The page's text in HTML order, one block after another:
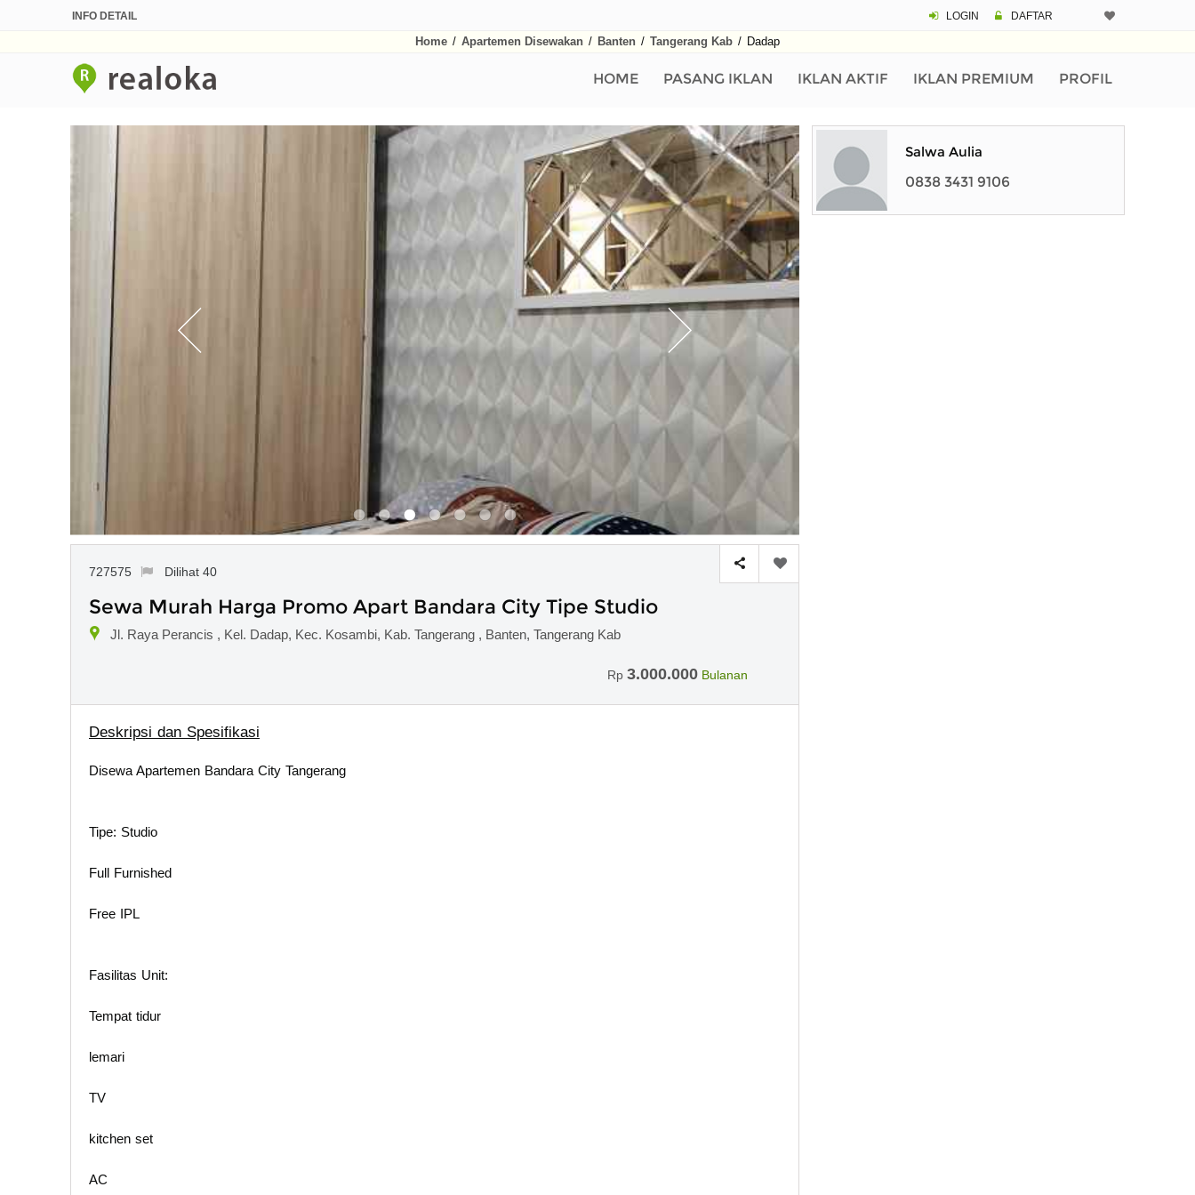
INFO DETAIL LOGIN DAFTAR
Home / Apartemen Disewakan / Banten / Tangerang Kab / Dadap
HOME PASANG IKLAN IKLAN AKTIF IKLAN PREMIUM PROFIL
727575 Dilihat 40
Sewa Murah Harga Promo Apart Bandara City Tipe Studio
Jl. Raya Perancis , Kel. Dadap, Kec. Kosambi, Kab. Tangerang , Banten, Tangerang Kab
Rp 3.000.000 Bulanan
Deskripsi dan Spesifikasi
Disewa Apartemen Bandara City Tangerang
Tipe: Studio
Full Furnished
Free IPL
Fasilitas Unit:
Tempat tidur
lemari
TV
kitchen set
AC
Salwa Aulia
0838 3431 9106